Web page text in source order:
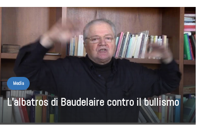
Media
L’albatros di Baudelaire contro il bullismo